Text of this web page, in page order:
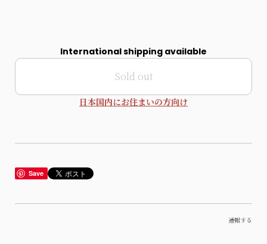
International shipping available
Sold out
日本国内にお住まいの方向け
Save
通報する